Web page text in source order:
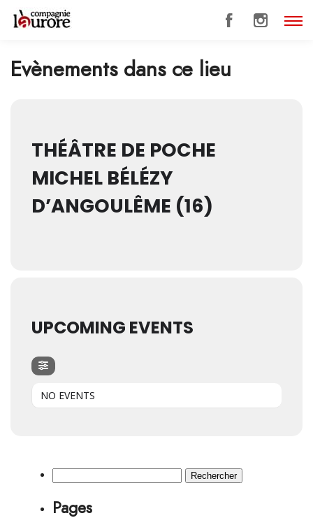
Evènements dans ce lieu
THÉÂTRE DE POCHE
MICHEL BÉLÉZY
D’ANGOULÊME (16)
UPCOMING EVENTS
NO EVENTS
Pages